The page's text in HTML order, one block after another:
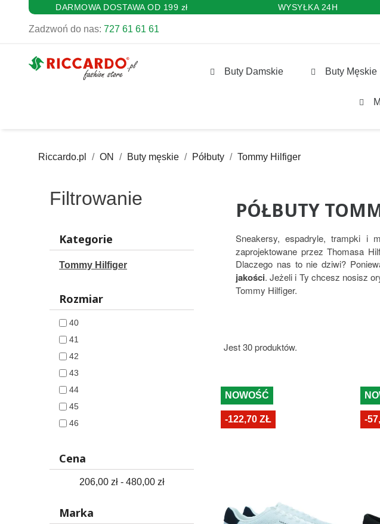
DARMOWA DOSTAWA OD 199 zł WYSYŁKA 24H
Zadzwoń do nas: 727 61 61 61
Buty Damskie Buty Męskie
Riccardo.pl ON Buty męskie Półbuty Tommy Hilfiger
Filtrowanie
Kategorie
Tommy Hilfiger
Rozmiar
40
41
42
43
44
45
46
Cena
206,00 zł - 480,00 zł
Marka
PÓŁBUTY
Sneakersy, espadryle, trampki i
zaprojektowane przez Thomasa
Dlaczego nas to nie dziwi?
jakości. Jeżeli i Ty chcesz nosisz
Tommy Hilfiger.
Jest 30 produktów.
NOWOŚĆ
-122,70 ZŁ -